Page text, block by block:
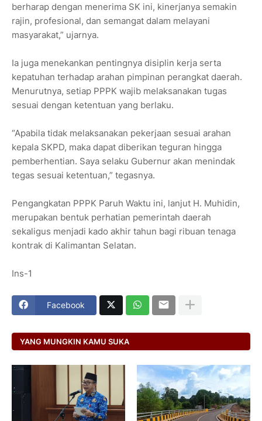
berharap dengan menerima SK ini, kinerjanya semakin
rajin, profesional, dan semangat dalam melayani
masyarakat,” ujarnya.
Ia juga menekankan pentingnya disiplin kerja serta
kepatuhan terhadap arahan pimpinan perangkat daerah.
Menurutnya, setiap PPPK wajib melaksanakan tugas
sesuai dengan ketentuan yang berlaku.
“Apabila tidak melaksanakan pekerjaan sesuai arahan
kepala SKPD, maka dapat diberikan teguran hingga
pemberhentian. Saya selaku Gubernur akan menindak
tegas sesuai ketentuan,” tegasnya.
Pengangkatan PPPK Paruh Waktu ini, lanjut H. Muhidin,
merupakan bentuk perhatian pemerintah daerah
sekaligus menjadi kado akhir tahun bagi ribuan tenaga
kontrak di Kalimantan Selatan.
Ins-1
Facebook
YANG MUNGKIN KAMU SUKA